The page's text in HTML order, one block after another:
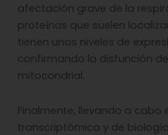
afectación grave de la
proteínas que suelen
tienen unos niveles de
confirmando la disfunción
mitocondrial.
Finalmente, llevando a cabo
transcriptómica y de